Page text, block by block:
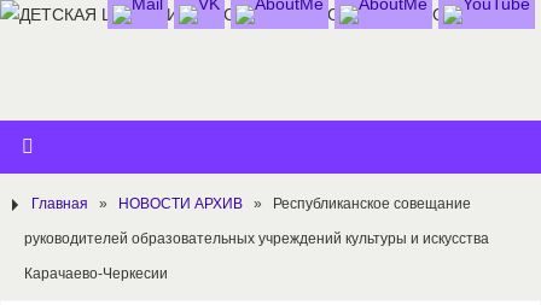
Главная » НОВОСТИ АРХИВ » Республиканское совещание
руководителей образовательных учреждений культуры и искусства
Карачаево-Черкесии